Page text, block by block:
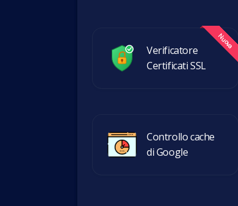
Verificatore
Certificati SSL
Controllo cache
di Google